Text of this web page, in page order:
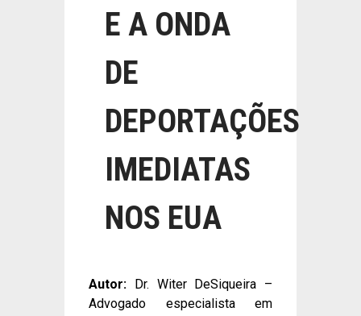
E A ONDA
DE
DEPORTAÇÕES
IMEDIATAS
NOS EUA
Autor: Dr. Witer DeSiqueira –
Advogado especialista em